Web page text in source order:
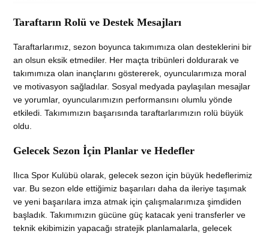
Taraftarın Rolü ve Destek Mesajları
Taraftarlarımız, sezon boyunca takımımıza olan desteklerini bir
an olsun eksik etmediler. Her maçta tribünleri doldurarak ve
takımımıza olan inançlarını göstererek, oyuncularımıza moral
ve motivasyon sağladılar. Sosyal medyada paylaşılan mesajlar
ve yorumlar, oyuncularımızın performansını olumlu yönde
etkiledi. Takımımızın başarısında taraftarlarımızın rolü büyük
oldu.
Gelecek Sezon İçin Planlar ve Hedefler
Ilıca Spor Kulübü olarak, gelecek sezon için büyük hedeflerimiz
var. Bu sezon elde ettiğimiz başarıları daha da ileriye taşımak
ve yeni başarılara imza atmak için çalışmalarımıza şimdiden
başladık. Takımımızın gücüne güç katacak yeni transferler ve
teknik ekibimizin yapacağı stratejik planlamalarla, gelecek